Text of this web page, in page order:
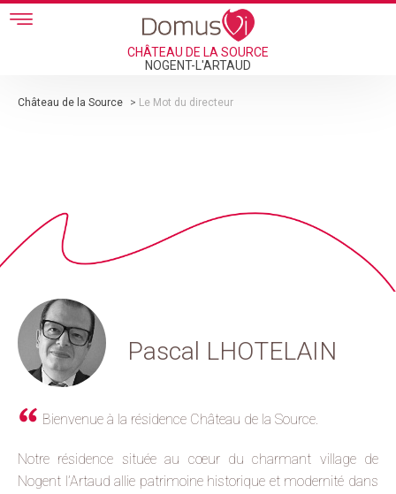
Skip to main content
CHÂTEAU DE LA SOURCE
NOGENT-L'ARTAUD
Château de la Source > Le Mot du directeur
Pascal LHOTELAIN
Bienvenue à la résidence Château de la Source.
Notre résidence située au cœur du charmant village de
Nogent l’Artaud allie patrimoine historique et modernité dans